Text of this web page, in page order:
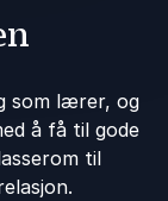
som lærer, og
å få til gode
til